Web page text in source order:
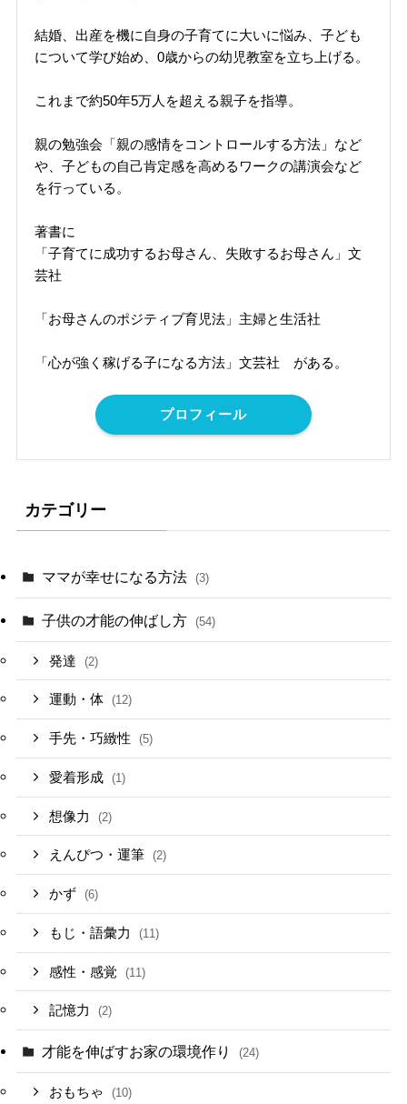
結婚、出産を機に自身の子育てに大いに悩み、子ども
について学び始め、0歳からの幼児教室を立ち上げる。
これまで約50年5万人を超える親子を指導。
親の勉強会「親の感情をコントロールする方法」など
や、子どもの自己肯定感を高めるワークの講演会など
を行っている。
著書に
「子育てに成功するお母さん、失敗するお母さん」文
芸社
「お母さんのポジティブ育児法」主婦と生活社
「心が強く稼げる子になる方法」文芸社 がある。
プロフィール
カテゴリー
ママが幸せになる方法 (3)
子供の才能の伸ばし方 (54)
発達 (2)
運動・体 (12)
手先・巧緻性 (5)
愛着形成 (1)
想像力 (2)
えんぴつ・運筆 (2)
かず (6)
もじ・語彙力 (11)
感性・感覚 (11)
記憶力 (2)
才能を伸ばすお家の環境作り (24)
おもちゃ (10)